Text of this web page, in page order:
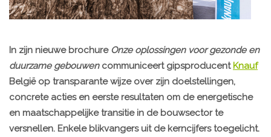
In zijn nieuwe brochure Onze oplossingen voor gezonde en
duurzame gebouwencommuniceert gipsproducent Knauf
België op transparante wijze over zijn doelstellingen,
concrete acties en eerste resultaten om de energetische
en maatschappelijke transitie in de bouwsector te
versnellen. Enkele blikvangers uit de kerncijfers toegelicht.